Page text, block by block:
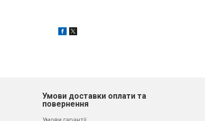
Умови доставки оплати та
повернення